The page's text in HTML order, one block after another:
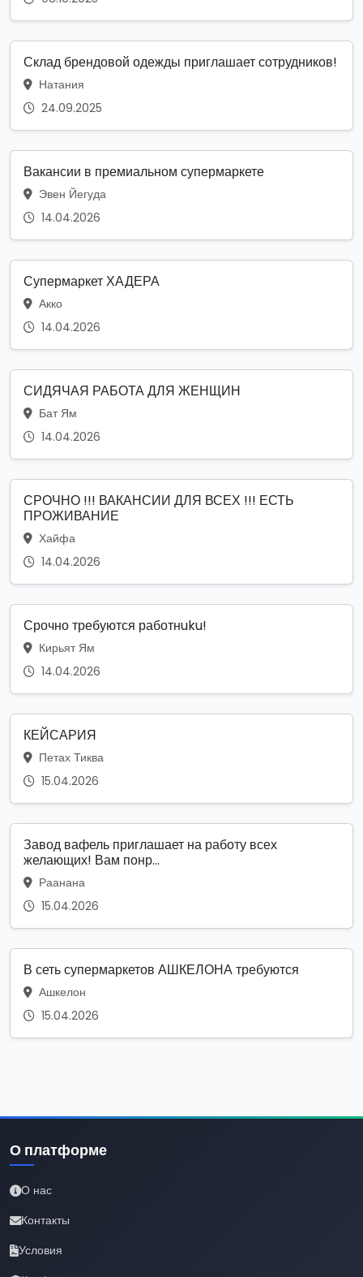
Склад брендовой одежды приглашает сотрудников!
Натания
24.09.2025
Вакансии в премиальном супермаркете
Эвен Йегуда
14.04.2026
Супермаркет ХАДЕРА
Акко
14.04.2026
СИДЯЧАЯ РАБОТА ДЛЯ ЖЕНЩИН
Бат Ям
14.04.2026
СРОЧНО !!! ВАКАНСИИ ДЛЯ ВСЕХ !!! ЕСТЬ
ПРОЖИВАНИЕ
Хайфа
14.04.2026
Срочно требуются работнuku!
Кирьят Ям
14.04.2026
КЕЙСАРИЯ
Петах Тиква
15.04.2026
Завод вафель приглашает на работу всех
желающих! Вам понр...
Раанана
15.04.2026
В сеть супермаркетов АШКЕЛОНА требуются
Ашкелон
15.04.2026
О платформе
О нас
Контакты
Условия